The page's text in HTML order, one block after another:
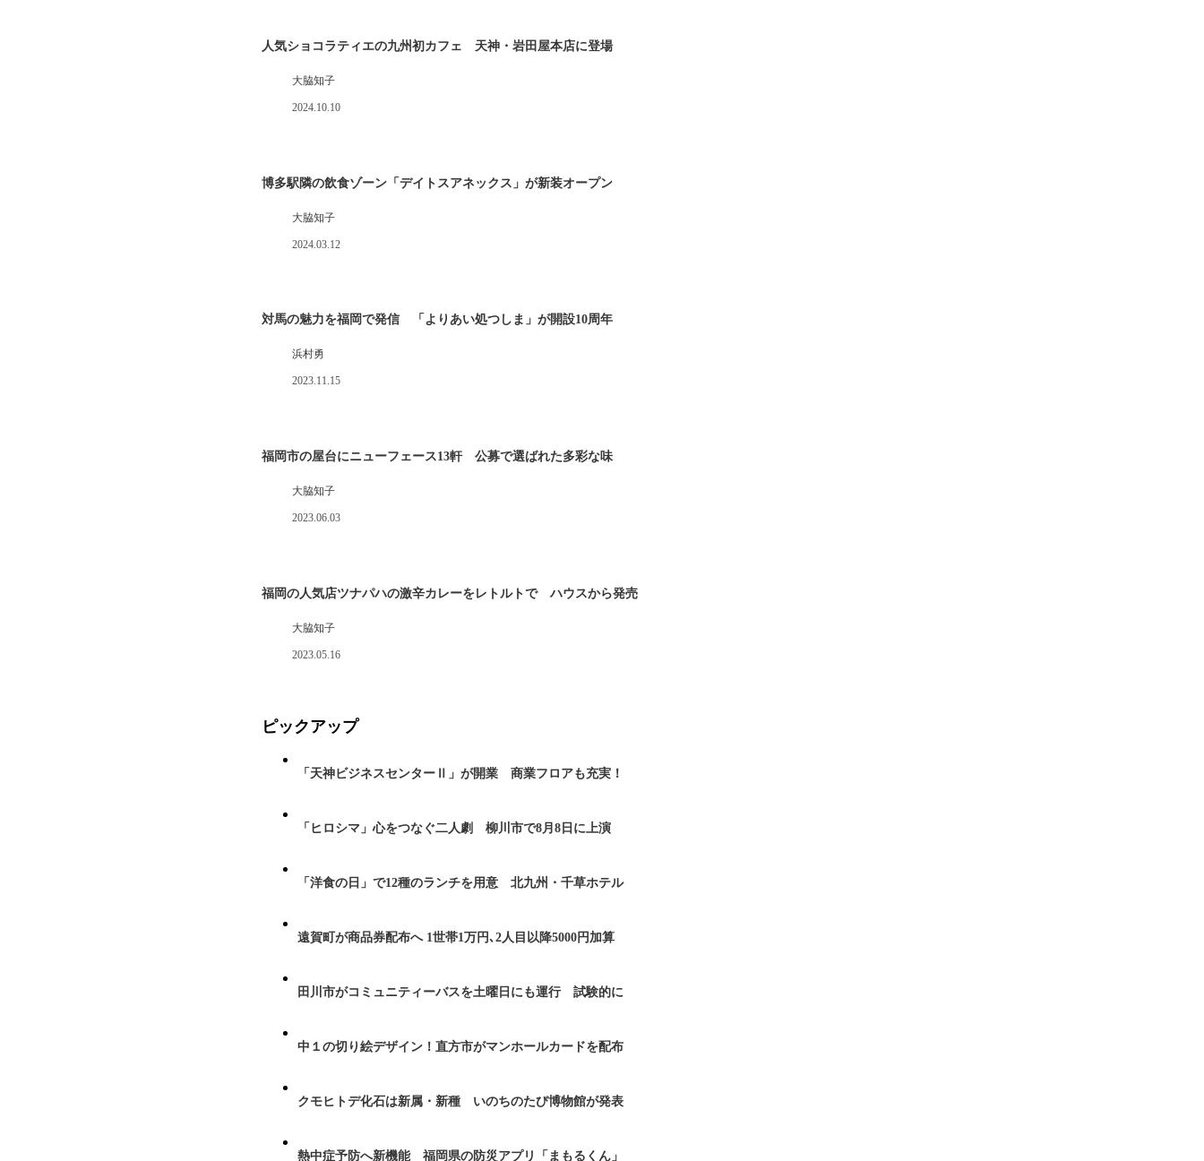
人気ショコラティエの九州初カフェ 天神・岩田屋本店に登場
大脇知子
2024.10.10
博多駅隣の飲食ゾーン「デイトスアネックス」が新装オープン
大脇知子
2024.03.12
対馬の魅力を福岡で発信 「よりあい処つしま」が開設10周年
浜村勇
2023.11.15
福岡市の屋台にニューフェース13軒 公募で選ばれた多彩な味
大脇知子
2023.06.03
福岡の人気店ツナパハの激辛カレーをレトルトで ハウスから発売
大脇知子
2023.05.16
ピックアップ
「天神ビジネスセンターⅡ」が開業 商業フロアも充実！
「ヒロシマ」心をつなぐ二人劇 柳川市で8月8日に上演
「洋食の日」で12種のランチを用意 北九州・千草ホテル
遠賀町が商品券配布へ 1世帯1万円､2人目以降5000円加算
田川市がコミュニティーバスを土曜日にも運行 試験的に
中１の切り絵デザイン！直方市がマンホールカードを配布
クモヒトデ化石は新属・新種 いのちのたび博物館が発表
熱中症予防へ新機能 福岡県の防災アプリ「まもるくん」